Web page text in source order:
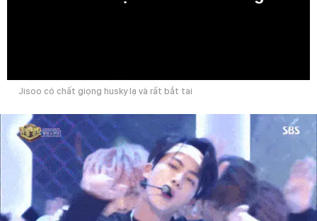
Jisoo có chất giọng husky lạ và rất bắt tai